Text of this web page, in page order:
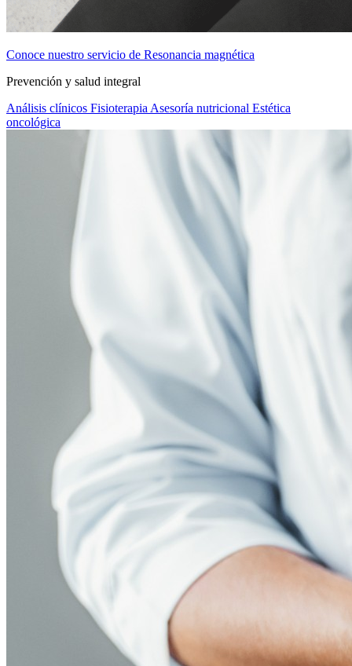
Conoce nuestro servicio de Resonancia magnética
Prevención y salud integral
Análisis clínicos Fisioterapia Asesoría nutricional Estética
oncológica